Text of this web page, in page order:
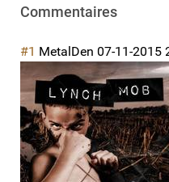
Commentaires
#1 MetalDen 07-11-2015